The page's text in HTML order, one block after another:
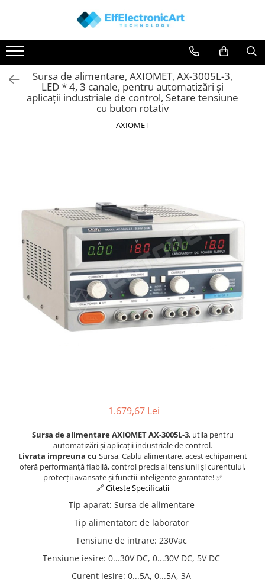
Instrumente de masura si control
Clesti Ampermetrici
Multimetre Digitale
Scule Atelier
Osciloscoape
Accesorii
Osciloscoape AXIOMET
Osciloscoape B&K PRECISION
Osciloscoape Peaktech
Osciloscoape ROHDE & SCHWARZ
Osciloscoape TELEDYNE LECROY
Osciloscoape UNI-T
Sursa de alimentare, AXIOMET, AX-3005L-3,
LED * 4, 3 canale, pentru automatizări și
aplicații industriale de control, Setare tensiune
cu buton rotativ
AXIOMET
1.679,67 Lei
Sursa de alimentare AXIOMET AX-3005L-3, utila pentru
automatizări și aplicații industriale de control.
Livrata impreuna cu Sursa, Cablu alimentare, acest echipament
oferă performanță fiabilă, control precis al tensiunii și curentului,
protecții avansate și funcții inteligente garantate! ✅
🔗 Citeste Specificatii
Tip aparat: Sursa de alimentare
Tip alimentator: de laborator
Tensiune de intrare: 230Vac
Tensiune iesire: 0...30V DC, 0...30V DC, 5V DC
Curent iesire: 0...5A, 0...5A, 3A